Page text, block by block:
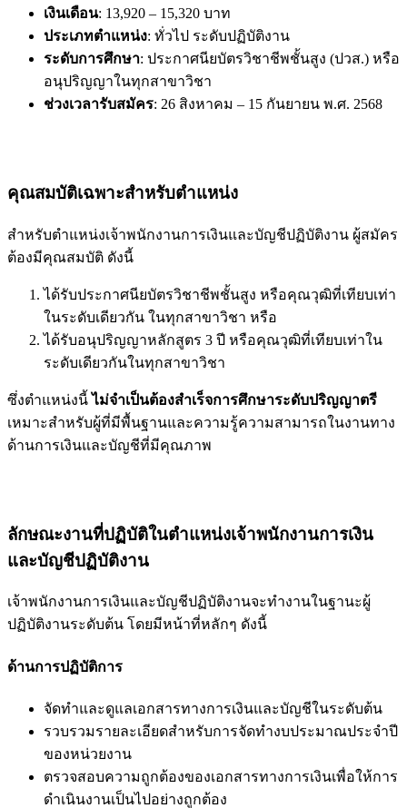
เงินเดือน: 13,920 – 15,320 บาท
ประเภทตำแหน่ง: ทั่วไป ระดับปฏิบัติงาน
ระดับการศึกษา: ประกาศนียบัตรวิชาชีพชั้นสูง (ปวส.) หรือ
อนุปริญญาในทุกสาขาวิชา
ช่วงเวลารับสมัคร: 26 สิงหาคม – 15 กันยายน พ.ศ. 2568
คุณสมบัติเฉพาะสำหรับตำแหน่ง
สำหรับตำแหน่งเจ้าพนักงานการเงินและบัญชีปฏิบัติงาน ผู้สมัคร
ต้องมีคุณสมบัติ ดังนี้
ได้รับประกาศนียบัตรวิชาชีพชั้นสูง หรือคุณวุฒิที่เทียบเท่า
ในระดับเดียวกัน ในทุกสาขาวิชา หรือ
ได้รับอนุปริญญาหลักสูตร 3 ปี หรือคุณวุฒิที่เทียบเท่าใน
ระดับเดียวกันในทุกสาขาวิชา
ซึ่งตำแหน่งนี้ไม่จำเป็นต้องสำเร็จการศึกษาระดับปริญญาตรี
เหมาะสำหรับผู้ที่มีพื้นฐานและความรู้ความสามารถในงานทาง
ด้านการเงินและบัญชีที่มีคุณภาพ
ลักษณะงานที่ปฏิบัติในตำแหน่งเจ้าพนักงานการเงิน
และบัญชีปฏิบัติงาน
เจ้าพนักงานการเงินและบัญชีปฏิบัติงานจะทำงานในฐานะผู้
ปฏิบัติงานระดับต้น โดยมีหน้าที่หลักๆ ดังนี้
ด้านการปฏิบัติการ
จัดทำและดูแลเอกสารทางการเงินและบัญชีในระดับต้น
รวบรวมรายละเอียดสำหรับการจัดทำงบประมาณประจำปี
ของหน่วยงาน
ตรวจสอบความถูกต้องของเอกสารทางการเงินเพื่อให้การ
ดำเนินงานเป็นไปอย่างถูกต้อง